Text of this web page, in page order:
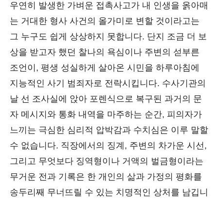
우연히 발생한 가벼운 접촉사고가 내 인생을 옭아매
는 거대한 형사 사건의 올가미로 변할 것이라고는
그 누구도 쉽게 상상하지 못합니다. 단지 조금 더 보
상을 받고자 했던 찰나의 욕심이나 주변의 섣부른
조언이, 평생 성실하게 살아온 시민을 하루아침에
지능적인 사기 범죄자로 전락시킵니다. 수사기관의
날 선 조사실에 앉아 포렌식으로 복구된 과거의 문
자 메시지와 통화 내역을 마주하는 순간, 피의자가
느끼는 극심한 심리적 압박감과 수치심은 이루 말할
수 없습니다. 직장에서의 징계, 주변의 차가운 시선,
그리고 무엇보다 징역형이나 거액의 벌금형이라는
무거운 전과 기록은 한 개인의 삶과 가정의 평화를
송두리째 무너뜨릴 수 있는 치명적인 상처를 남깁니